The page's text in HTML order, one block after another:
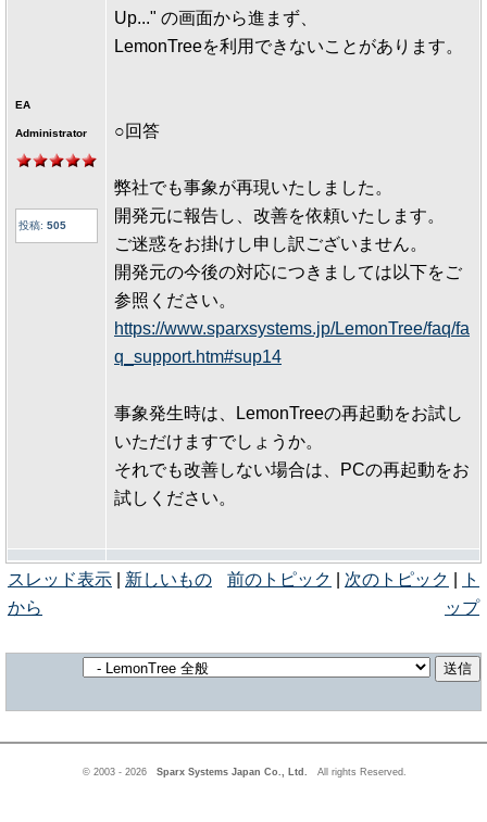
EA
Administrator
投稿: 505
Up..." の画面から進まず、
LemonTreeを利用できないことがあります。
○回答
弊社でも事象が再現いたしました。
開発元に報告し、改善を依頼いたします。
ご迷惑をお掛けし申し訳ございません。
開発元の今後の対応につきましては以下をご
参照ください。
https://www.sparxsystems.jp/LemonTree/faq/fa
q_support.htm#sup14
事象発生時は、LemonTreeの再起動をお試し
いただけますでしょうか。
それでも改善しない場合は、PCの再起動をお
試しください。
スレッド表示
新しいもの
から
前のトピック 次のトピック
ト
ップ
© 2003 - 2026 Sparx Systems Japan Co., Ltd. All rights Reserved.